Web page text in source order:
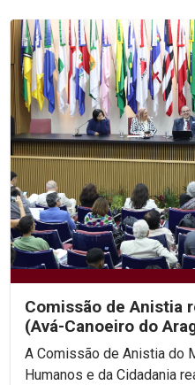
Comissão de Anistia
(Avá-Canoeiro do
político coletivo
A Comissão de Anistia do
Humanos e da Cidadania